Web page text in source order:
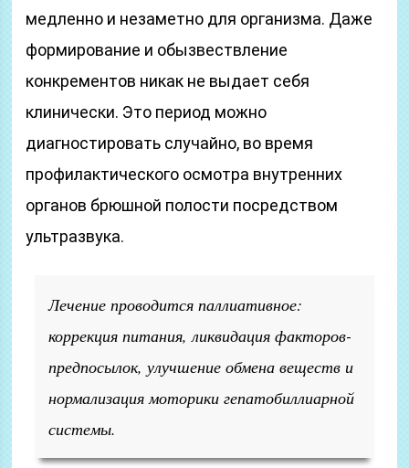
медленно и незаметно для организма. Даже
формирование и обызвествление
конкрементов никак не выдает себя
клинически. Это период можно
диагностировать случайно, во время
профилактического осмотра внутренних
органов брюшной полости посредством
ультразвука.
Лечение проводится паллиативное:
коррекция питания, ликвидация факторов-
предпосылок, улучшение обмена веществ и
нормализация моторики гепатобиллиарной
системы.